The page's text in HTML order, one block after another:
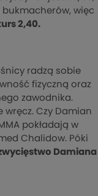
więc
2,40.
radzą sobie
fizyczną oraz
zawodnika.
wręcz. Czy Damian
pokładają w
Chalidow. Póki
Damiana